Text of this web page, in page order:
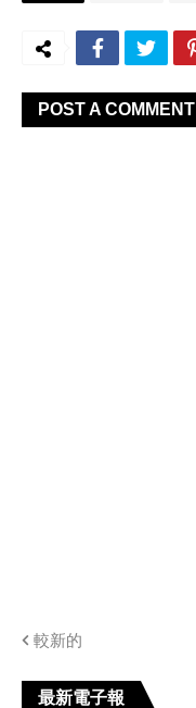
POST A COMMENT
較新的
最新電子報